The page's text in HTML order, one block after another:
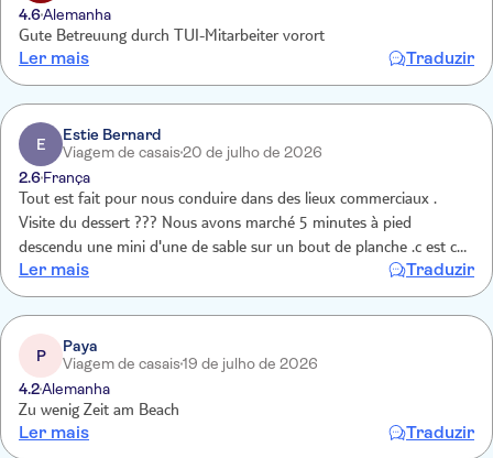
4.6Alemanha
Gute Betreuung durch TUI-Mitarbeiter vorort
Ler mais Traduzir
E
Estie Bernard
Viagem de casais20 de julho de 2026
2.6França
Tout est fait pour nous conduire dans des lieux commerciaux .
Visite du dessert ??? Nous avons marché 5 minutes à pied
descendu une mini d'une de sable sur un bout de planche .c est ca
une visite du dessert de Viana ??? .Puis largué au milieu d un mini
village ou les locaux viennent nous harceler pour rentrer dans leur
boutique de souvenirs . Aucun intérêt. Puis déposé sur une plage
durant 40 minutes . Ok c est beau et on peut nager . Mais est ce
vraiment ca la visite d une île?
Ler mais Traduzir
P
Paya
Viagem de casais19 de julho de 2026
4.2Alemanha
Zu wenig Zeit am Beach
Ler mais Traduzir